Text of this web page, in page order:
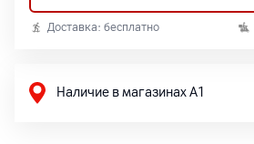
Доставка: бесплатно
Наличие в магазинах А1